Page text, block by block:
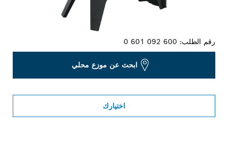
رقم الطلب:0 601 092 600
ابحث عن موزع محلي
اختيارك